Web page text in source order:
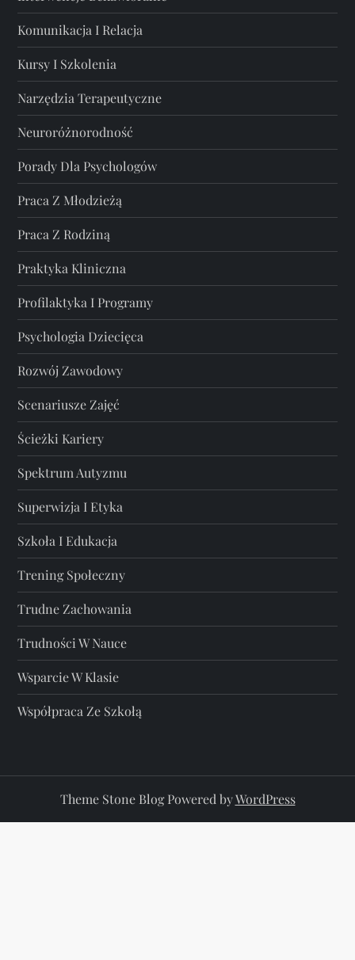
Komunikacja I Relacja
Kursy I Szkolenia
Narzędzia Terapeutyczne
Neuroróżnorodność
Porady Dla Psychologów
Praca Z Młodzieżą
Praca Z Rodziną
Praktyka Kliniczna
Profilaktyka I Programy
Psychologia Dziecięca
Rozwój Zawodowy
Scenariusze Zajęć
Ścieżki Kariery
Spektrum Autyzmu
Superwizja I Etyka
Szkoła I Edukacja
Trening Społeczny
Trudne Zachowania
Trudności W Nauce
Wsparcie W Klasie
Współpraca Ze Szkołą
Theme Stone Blog Powered byWordPress